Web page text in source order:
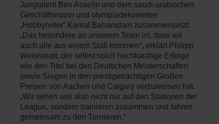
Jungtalent Ben Asselin und dem saudi-arabischen
Geschäftsmann und olympiadekorierten
„Hobbyreiter“ Kamal Bahamdam zusammensetzt:
„Das besondere an unserem Team ist, dass wir
auch alle aus einem Stall kommen“, erklärt Philipp
Weishaupt, der selbst solch hochkarätige Erfolge
wie den Titel bei den Deutschen Meisterschaften
sowie Siegen in den prestigeträchtigen Großen
Preisen von Aachen und Calgary vorzuweisen hat.
„Wir sehen uns also nicht nur auf den Stationen der
League, sondern trainieren zusammen und fahren
gemeinsam zu den Turnieren.“